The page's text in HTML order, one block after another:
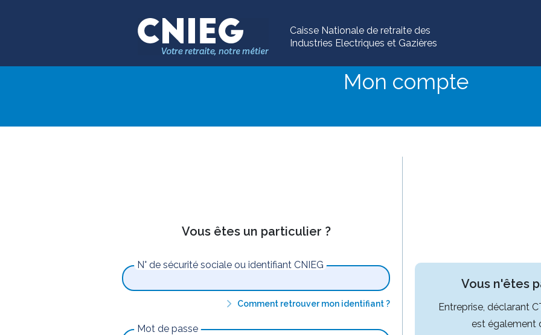
Caisse Nationale de retraite des
Industries Electriques et Gazières
Mon compte
Vous êtes un particulier ?
N° de sécurité sociale ou identifiant CNIEG
Comment retrouver mon identifiant ?
Mot de passe
Vous n'êtes
Entreprise, déclarant
est également